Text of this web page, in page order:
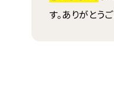
す。ありがとう